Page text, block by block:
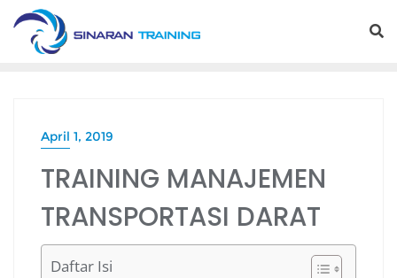
Skip
content
April 1, 2019
TRAINING MANAJEMEN
TRANSPORTASI DARAT
Daftar Isi